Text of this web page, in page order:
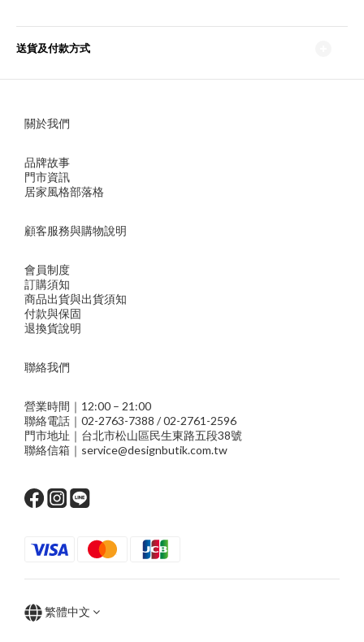
送貨及付款方式
關於我們
品牌故事
門市資訊
居家風格部落格
顧客服務與購物說明
會員制度
訂購須知
商品出貨與出貨須知
付款與保固
退換貨說明
聯絡我們
營業時間｜12:00 – 21:00
聯絡電話｜02-2763-7388 / 02-2761-2596
門市地址｜台北市松山區民生東路五段38號
聯絡信箱｜service@designbutik.com.tw
繁體中文